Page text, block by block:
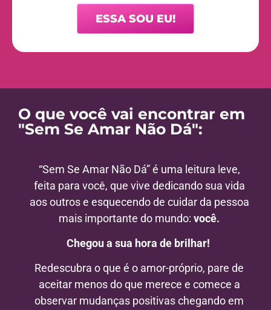
ESSA SOU EU!
O que você vai encontrar em
"Sem Se Amar Não Dá":
“Sem Se Amar Não Dá” é uma leitura leve,
feita para você, que vive dedicando sua vida
aos outros e esquecendo de cuidar da pessoa
mais importante do mundo: você.
Chegou a sua hora de brilhar!
Redescubra o que é o amor-próprio, pare de
aceitar menos do que merece e comece a
observar mudanças positivas chegando em